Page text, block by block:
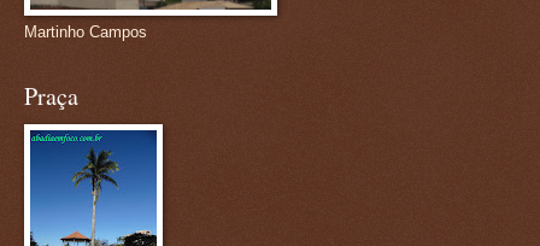
Martinho Campos
Praça